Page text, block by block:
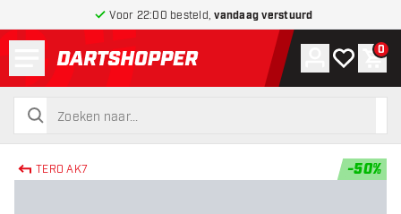
Voor 22:00 besteld,vandaag verstuurd
terug naar home pagina
zoeken
zoeken
Account
Mijn 0
TERO AK7 -50%